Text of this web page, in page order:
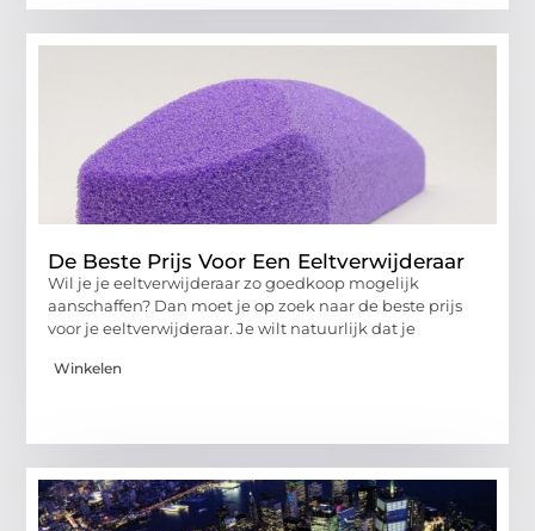
De Beste Prijs Voor Een Eeltverwijderaar
Wil je je eeltverwijderaar zo goedkoop mogelijk
aanschaffen? Dan moet je op zoek naar de beste prijs
voor je eeltverwijderaar. Je wilt natuurlijk dat je
Winkelen